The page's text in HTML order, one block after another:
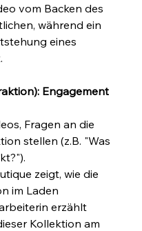
vom Backen des
während ein
eines
Engagement
Fragen an die
stellen (z.B. "Was
zeigt, wie die
im Laden
erzählt
Kollektion am